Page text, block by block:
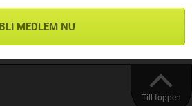
BLI MEDLEM NU
Till toppen